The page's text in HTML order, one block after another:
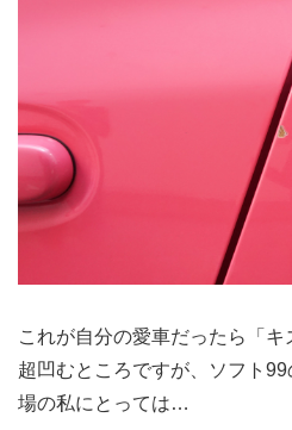
これが自分の愛車だったら「
超凹むところですが、ソフト
場の私にとっては…